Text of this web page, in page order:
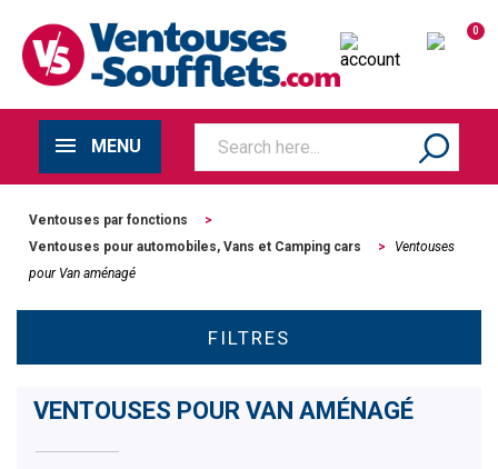
0
MENU
Ventouses par fonctions
>
Ventouses pour automobiles, Vans et Camping cars
>
Ventouses
pour Van aménagé
FILTRES
VENTOUSES POUR VAN AMÉNAGÉ